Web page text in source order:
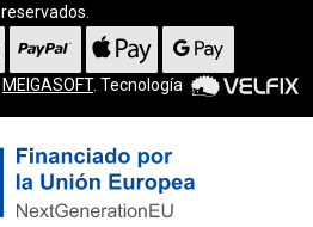
reservados.
MEIGASOFT. Tecnología